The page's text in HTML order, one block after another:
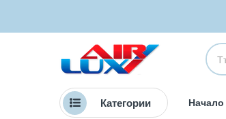
Категории Начало